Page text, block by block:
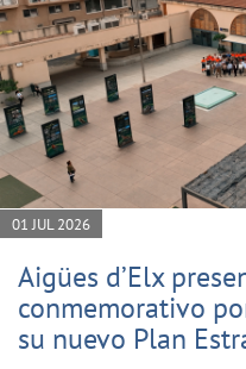
01 JUL 2026
Aigües d’Elx
conmemorativo
su nuevo Plan